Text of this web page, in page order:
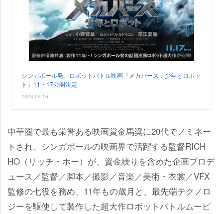
シンガポール発、ロボットバトル映画『メカバース：少年とロボッ
ト』11・17公開決定
2023-09-16
中華圏で最も栄誉ある映画賞金馬奨に20代でノミネー
トされ、シンガポールの映画界で活躍する監督RICH
HO（リッチ・ホー）が、資金繰りを含めた企画プロデ
ュース／監督／脚本／撮影／音楽／美術・衣裳／VFX
監修の七役を務め、11年もの歳月と、最先端テクノロ
ジーを駆使して製作した超大作ロボットバトルムービ